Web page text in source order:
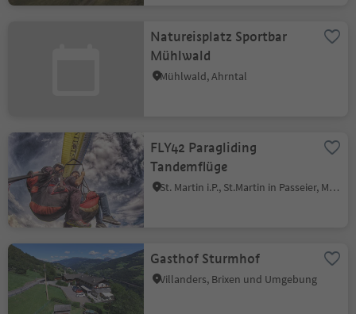
Natureisplatz Sportbar
Mühlwald
Mühlwald, Ahrntal
FLY42 Paragliding
Tandemflüge
St. Martin i.P., St.Martin in Passeier, Meran und Umgebung
Gasthof Sturmhof
Villanders, Brixen und Umgebung